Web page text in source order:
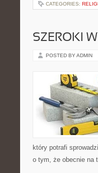
CATEGORIES:
SZEROKI
POSTED BY ADMIN
który potrafi
o tym, że obecnie na